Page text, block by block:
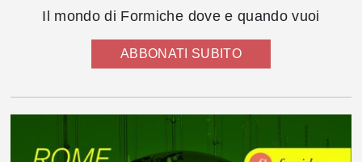
Il mondo di Formiche dove e quando vuoi
ABBONATI SUBITO